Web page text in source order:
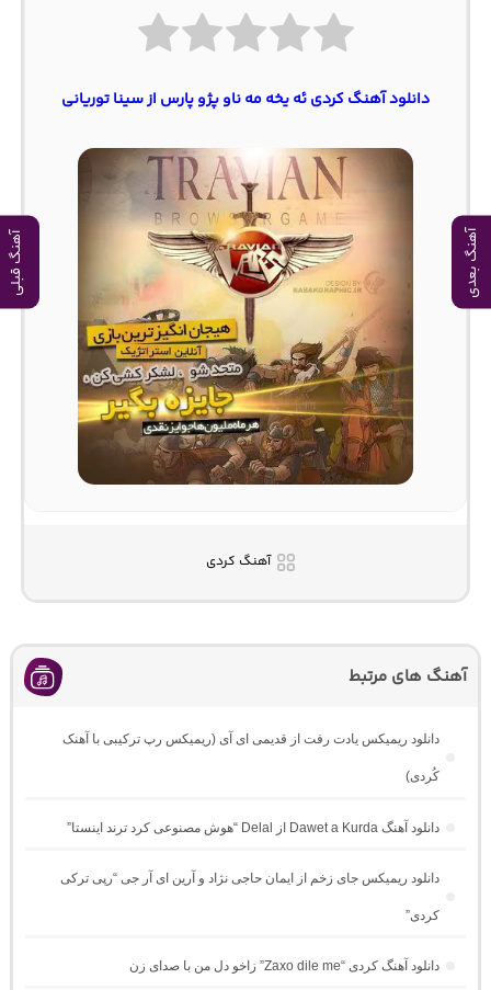
آهنگ بعدی آهنگ قبلی
دانلود آهنگ کردی ئه یخه مه ناو پژو پارس از سینا توریانی
آهنگ کردی
آهنگ های مرتبط
دانلود ریمیکس یادت رفت از قدیمی ای آی (ریمیکس رپ ترکیبی با آهنک
کُردی)
دانلود آهنگ Dawet a Kurda از Delal “هوش مصنوعی کرد ترند اینستا”
دانلود ریمیکس جای زخم از ایمان حاجی نژاد و آرین ای آر جی “رپی ترکی
کردی”
دانلود آهنگ کردی “Zaxo dile me” زاخو دل من با صدای زن